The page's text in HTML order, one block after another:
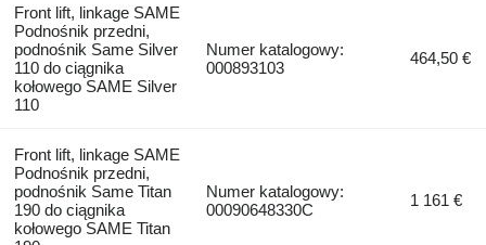
Front lift, linkage SAME
Podnośnik przedni,
podnośnik Same Silver
110 do ciągnika
kołowego SAME Silver
110
Numer katalogowy:
000893103
464,50 €
Front lift, linkage SAME
Podnośnik przedni,
podnośnik Same Titan
190 do ciągnika
kołowego SAME Titan
Numer katalogowy:
00090648330C
1 161 €